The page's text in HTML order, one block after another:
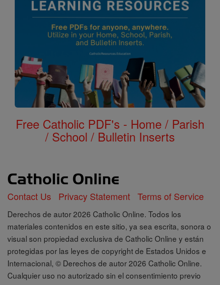
Free Catholic PDF's - Home / Parish
/ School / Bulletin Inserts
Contact Us Privacy Statement Terms of Service
Derechos de autor 2026 Catholic Online. Todos los
materiales contenidos en este sitio, ya sea escrita, sonora o
visual son propiedad exclusiva de Catholic Online y están
protegidas por las leyes de copyright de Estados Unidos e
Internacional, © Derechos de autor 2026 Catholic Online.
Cualquier uso no autorizado sin el consentimiento previo